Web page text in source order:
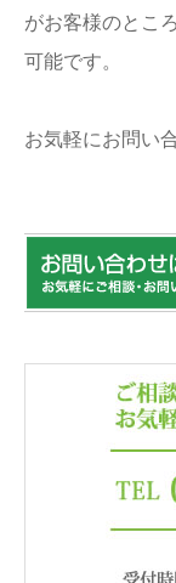
がお客様のとこ
可能です。
お気軽にお問い